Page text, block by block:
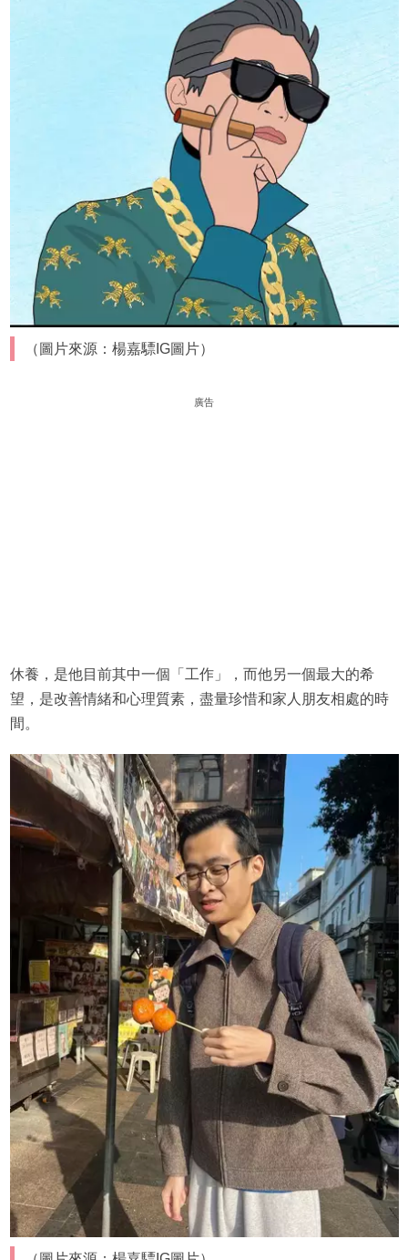
（圖片來源：楊嘉驃IG圖片）
廣告
休養，是他目前其中一個「工作」，而他另一個最大的希
望，是改善情緒和心理質素，盡量珍惜和家人朋友相處的時
間。